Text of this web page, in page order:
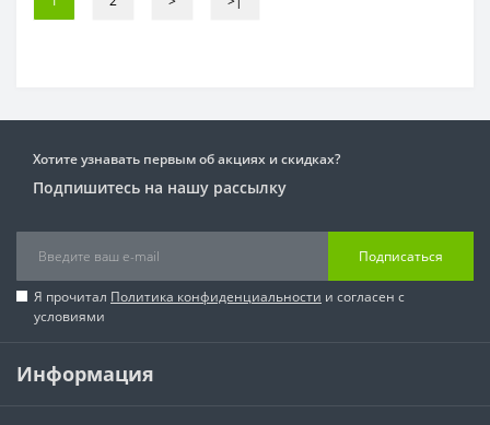
Хотите узнавать первым об акциях и скидках?
Подпишитесь на нашу рассылку
Подписаться
Я прочитал Политика конфиденциальности и согласен с
условиями
Информация